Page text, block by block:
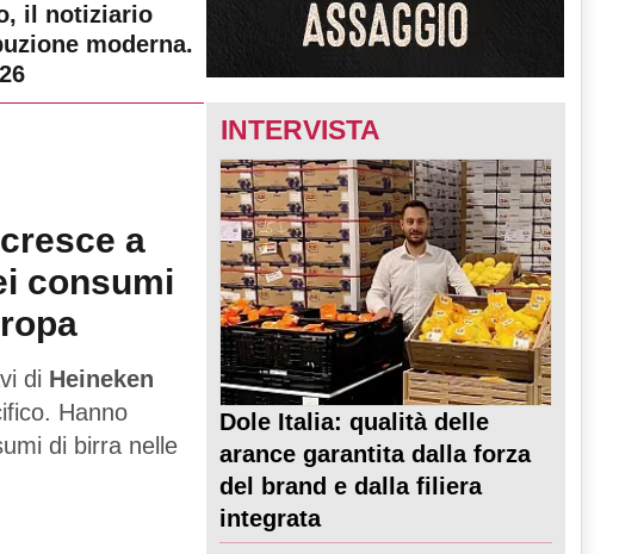
il notiziario
moderna.
a
consumi
di Heineken
Hanno
di birra nelle
INTERVISTA
Dole Italia: qualità delle
arance garantita dalla forza
del brand e dalla filiera
integrata